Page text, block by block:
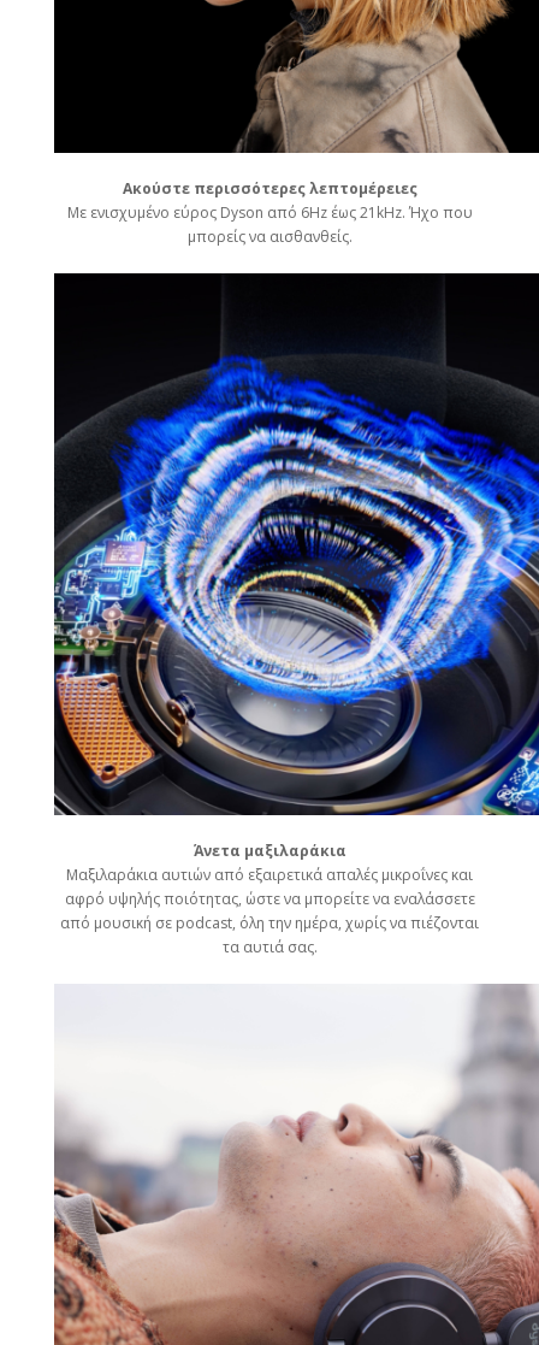
Ακούστε περισσότερες λεπτομέρειες
Με ενισχυμένο εύρος Dyson από 6Hz έως 21kHz. Ήχο που
μπορείς να αισθανθείς.
Άνετα μαξιλαράκια
Μαξιλαράκια αυτιών από εξαιρετικά απαλές μικροΐνες και
αφρό υψηλής ποιότητας, ώστε να μπορείτε να εναλάσσετε
από μουσική σε podcast, όλη την ημέρα, χωρίς να πιέζονται
τα αυτιά σας.